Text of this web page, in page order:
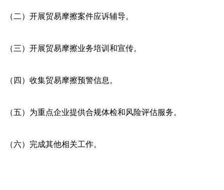
（二）开展贸易摩擦案件应诉辅导。
（三）开展贸易摩擦业务培训和宣传。
（四）收集贸易摩擦预警信息。
（五）为重点企业提供合规体检和风险评估服务。
（六）完成其他相关工作。